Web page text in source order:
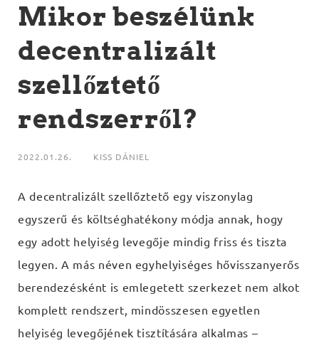
Mikor beszélünk
decentralizált
szellőztető
rendszerről?
2022.01.26. KISS DÁNIEL
A decentralizált szellőztető egy viszonylag
egyszerű és költséghatékony módja annak, hogy
egy adott helyiség levegője mindig friss és tiszta
legyen. A más néven egyhelyiséges hővisszanyerős
berendezésként is emlegetett szerkezet nem alkot
komplett rendszert, mindösszesen egyetlen
helyiség levegőjének tisztítására alkalmas –